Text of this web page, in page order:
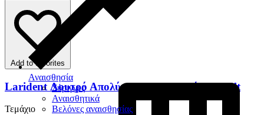
Αναισθησία
Σύριγγες
Αναισθητικά
Βελόνες αναισθησίας
Add to favorites
Larident Λουτρό Απολύμανσης Εργαλείων 1,25lt
Τεμάχιο